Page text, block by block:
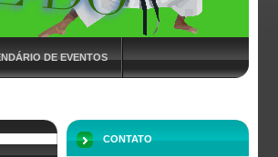
DE EVENTOS
CONTATO